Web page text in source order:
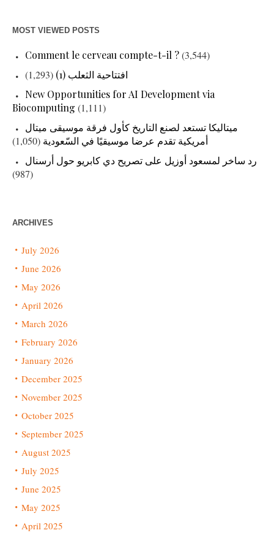
MOST VIEWED POSTS
Comment le cerveau compte-t-il ?(3,544)
افتتاحية الثعلب (1)
(1,293)
New Opportunities for AI Development via
Biocomputing (1,111)
ميتاليكا تستعد لصنع التاريخ كأول فرقة موسيقى ميتال
أمريكية تقدم عرضا موسيقيًا في السّعودية (1,050)
رد ساخر لمسعود أوزيل على تصريح دي كابريو حول أرسنال
(987)
ARCHIVES
July 2026
June 2026
May 2026
April 2026
March 2026
February 2026
January 2026
December 2025
November 2025
October 2025
September 2025
August 2025
July 2025
June 2025
May 2025
April 2025